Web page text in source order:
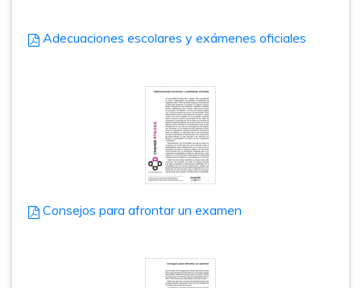
Adecuaciones escolares y exámenes oficiales
Consejos para afrontar un examen